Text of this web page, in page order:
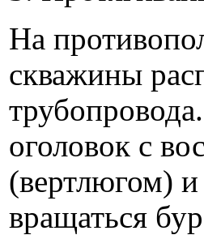
На
скважины
оголовок с
(вертлюгом)
вращаться